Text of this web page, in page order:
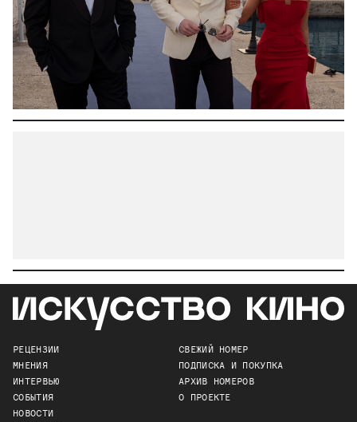
РЕЦЕНЗИИ
МНЕНИЯ
ИНТЕРВЬЮ
СОБЫТИЯ
НОВОСТИ
СВЕЖИЙ НОМЕР
ПОДПИСКА И ПОКУПКА
АРХИВ НОМЕРОВ
О ПРОЕКТЕ